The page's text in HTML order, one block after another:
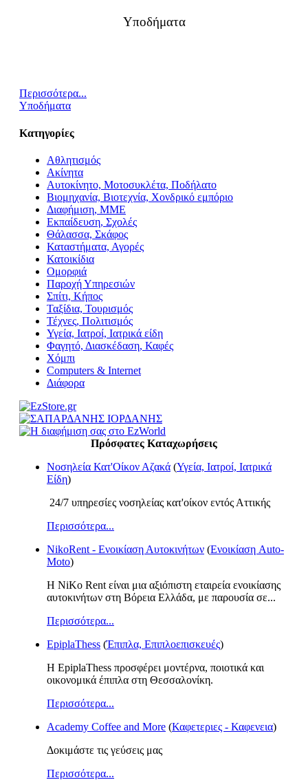
Υποδήματα
Περισσότερα...
Υποδήματα
Κατηγορίες
Αθλητισμός
Ακίνητα
Αυτοκίνητο, Μοτοσυκλέτα, Ποδήλατο
Βιομηχανία, Βιοτεχνία, Χονδρικό εμπόριο
Διαφήμιση, ΜΜΕ
Εκπαίδευση, Σχολές
Θάλασσα, Σκάφος
Καταστήματα, Αγορές
Κατοικίδια
Ομορφιά
Παροχή Υπηρεσιών
Σπίτι, Κήπος
Ταξίδια, Τουρισμός
Τέχνες, Πολιτισμός
Υγεία, Ιατροί, Ιατρικά είδη
Φαγητό, Διασκέδαση, Καφές
Χόμπι
Computers & Internet
Διάφορα
Πρόσφατες Καταχωρήσεις
Νοσηλεία Κατ'Οίκον Αζακά (Υγεία, Ιατροί, Ιατρικά
Είδη)
24/7 υπηρεσίες νοσηλείας κατ'οίκον εντός Αττικής
Περισσότερα...
NikoRent - Ενοικίαση Αυτοκινήτων (Ενοικίαση Auto-
Moto)
Η NiKo Rent είναι μια αξιόπιστη εταιρεία ενοικίασης
αυτοκινήτων στη Βόρεια Ελλάδα, με παρουσία σε...
Περισσότερα...
EpiplaThess (Έπιπλα, Επιπλοεπισκευές)
Η EpiplaThess προσφέρει μοντέρνα, ποιοτικά και
οικονομικά έπιπλα στη Θεσσαλονίκη.
Περισσότερα...
Academy Coffee and More (Καφετεριες - Καφενεια)
Δοκιμάστε τις γεύσεις μας
Περισσότερα...